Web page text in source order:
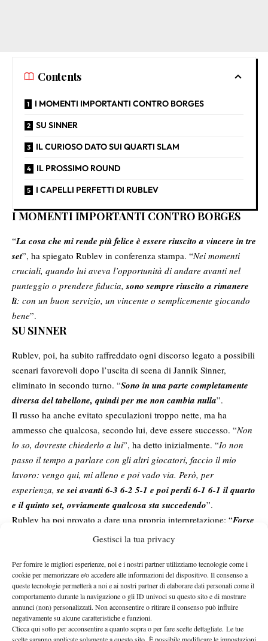
Gestisci la tua privacy
Per fornire le migliori esperienze, noi e i nostri partner utilizziamo tecnologie come i
cookie per memorizzare e/o accedere alle informazioni del dispositivo. Il consenso a
queste tecnologie permetterà a noi e ai nostri partner di elaborare dati personali come il
comportamento durante la navigazione o gli ID univoci su questo sito e di mostrare
annunci (non) personalizzati. Non acconsentire o ritirare il consenso può influire
negativamente su alcune caratteristiche e funzioni.
Clicca qui sotto per acconsentire a quanto sopra o per fare scelte dettagliate. Le tue
scelte saranno applicate solamente a questo sito. È possibile modificare le impostazioni
Contents
I MOMENTI IMPORTANTI CONTRO BORGES
SU SINNER
IL CURIOSO DATO SUI QUARTI SLAM
IL PROSSIMO ROUND
I CAPELLI PERFETTI DI RUBLEV
I MOMENTI IMPORTANTI CONTRO BORGES
“La cosa che mi rende più felice è essere riuscito a vincere in tre
set”, ha spiegato Rublev in conferenza stampa. “Nei momenti
cruciali, quando lui aveva l’opportunità di andare avanti nel
punteggio o prendere fiducia,sono sempre riuscito a rimanere
lì: con un buon servizio, un vincente o semplicemente giocando
bene”.
SU SINNER
Rublev, poi, ha subito raffreddato ogni discorso legato a possibili
scenari favorevoli dopo l’uscita di scena di Jannik Sinner,
eliminato in secondo turno. “Sono in una parte completamente
diversa del tabellone, quindi per me non cambia nulla”.
Il russo ha anche evitato speculazioni troppo nette, ma ha
ammesso che qualcosa, secondo lui, deve essere successo. “Non
lo so, dovreste chiederlo a lui”, ha detto inizialmente. “Io non
passo il tempo a parlare con gli altri giocatori, faccio il mio
lavoro: vengo qui, mi alleno e poi vado via. Però, per
esperienza,se sei avanti 6-3 6-2 5-1 e poi perdi 6-1 6-1 il quarto
e il quinto set, ovviamente qualcosa sta succedendo”.
Rublev ha poi provato a dare una propria interpretazione: “Forse
aveva un piccolo problema fisico. Magari sul 5-1 lo sentiva
problema è peggiorato.Ho visto alcuni video e non sembrava
muoversi bene. Ma sono solo supposizioni. Spero soprattutto
che stia bene e che possa giocare i prossimi tornei”.
IL CURIOSO DATO SUI QUARTI SLAM
Rublev è tornato anche sul tema dei quarti di finale Slam,